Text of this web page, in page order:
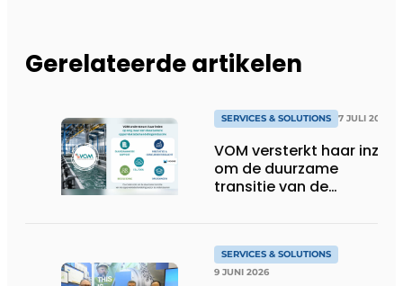
Gerelateerde artikelen
SERVICES & SOLUTIONS 7 JULI 2026
VOM versterkt haar inzet
om de duurzame
transitie van de
SERVICES & SOLUTIONS
9 JUNI 2026